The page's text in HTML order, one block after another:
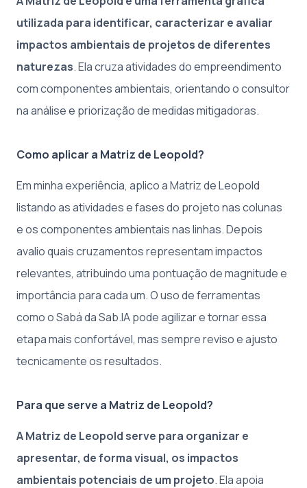
utilizada para identificar, caracterizar e avaliar
impactos ambientais de projetos de diferentes
naturezas. Ela cruza atividades do empreendimento
com componentes ambientais, orientando o consultor
na análise e priorização de medidas mitigadoras.
Como aplicar a Matriz de Leopold?
Em minha experiência, aplico a Matriz de Leopold
listando as atividades e fases do projeto nas colunas
e os componentes ambientais nas linhas. Depois
avalio quais cruzamentos representam impactos
relevantes, atribuindo uma pontuação de magnitude e
importância para cada um. O uso de ferramentas
como o Sabá da Sab.IA pode agilizar e tornar essa
etapa mais confortável, mas sempre reviso e ajusto
tecnicamente os resultados.
Para que serve a Matriz de Leopold?
A Matriz de Leopold serve para organizar e
apresentar, de forma visual, os impactos
ambientais potenciais de um projeto. Ela apoia